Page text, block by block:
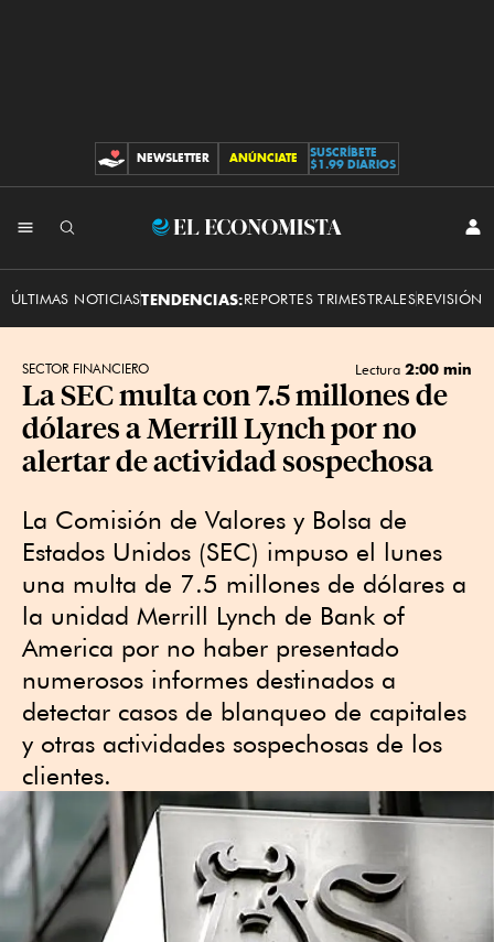
CONTRIBUCIONES
NEWSLETTER ANÚNCIATE
SUSCRÍBETE
$1.99 DIARIOS
El
ÚLTIMAS NOTICIASTENDENCIAS:REPORTES TRIMESTRALESREVISIÓN
SECTOR FINANCIERO Lectura 2:00 min
La SEC multa con 7.5 millones de
dólares a Merrill Lynch por no
alertar de actividad sospechosa
La Comisión de Valores y Bolsa de
Estados Unidos (SEC) ⁠impuso el lunes
una multa de 7.5 millones de dólares a
la unidad ‌Merrill Lynch de Bank of
America ⁠por no haber presentado
numerosos informes ⁠destinados a
detectar casos de blanqueo de ‌capitales
y otras actividades sospechosas de los
clientes.